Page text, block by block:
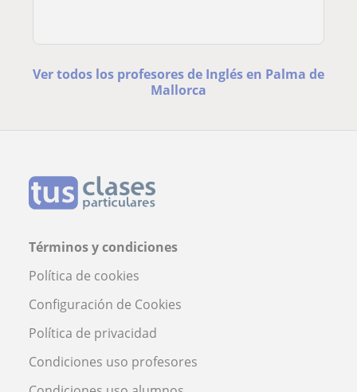
Ver todos los profesores de Inglés en Palma de
Mallorca
Términos y condiciones
Política de cookies
Configuración de Cookies
Política de privacidad
Condiciones uso profesores